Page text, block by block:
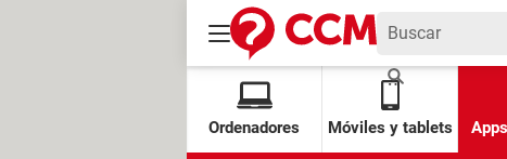
Ordenadores Móviles y tablets